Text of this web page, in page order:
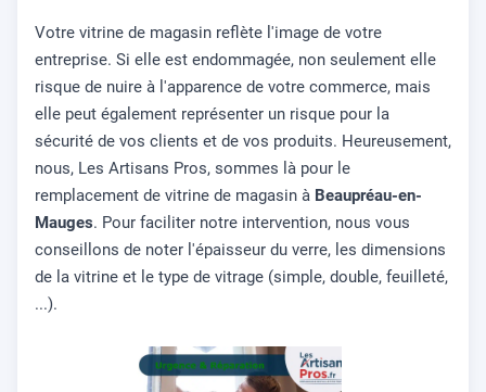
Votre vitrine de magasin reflète l'image de votre
entreprise. Si elle est endommagée, non seulement elle
risque de nuire à l'apparence de votre commerce, mais
elle peut également représenter un risque pour la
sécurité de vos clients et de vos produits. Heureusement,
nous, Les Artisans Pros, sommes là pour le
remplacement de vitrine de magasin à Beaupréau-en-
Mauges. Pour faciliter notre intervention, nous vous
conseillons de noter l'épaisseur du verre, les dimensions
de la vitrine et le type de vitrage (simple, double, feuilleté,
...).